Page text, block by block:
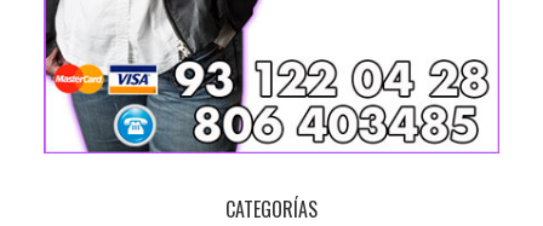
CATEGORÍAS